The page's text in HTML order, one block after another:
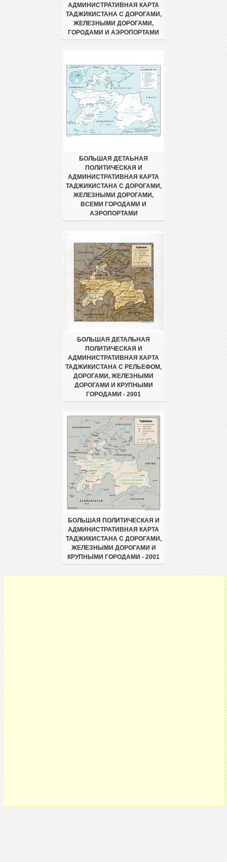
АДМИНИСТРАТИВНАЯ КАРТА
ТАДЖИКИСТАНА С ДОРОГАМИ,
ЖЕЛЕЗНЫМИ ДОРОГАМИ,
ГОРОДАМИ И АЭРОПОРТАМИ
БОЛЬШАЯ ДЕТАЬНАЯ
ПОЛИТИЧЕСКАЯ И
АДМИНИСТРАТИВНАЯ КАРТА
ТАДЖИКИСТАНА С ДОРОГАМИ,
ЖЕЛЕЗНЫМИ ДОРОГАМИ,
ВСЕМИ ГОРОДАМИ И
АЭРОПОРТАМИ
БОЛЬШАЯ ДЕТАЛЬНАЯ
ПОЛИТИЧЕСКАЯ И
АДМИНИСТРАТИВНАЯ КАРТА
ТАДЖИКИСТАНА С РЕЛЬЕФОМ,
ДОРОГАМИ, ЖЕЛЕЗНЫМИ
ДОРОГАМИ И КРУПНЫМИ
ГОРОДАМИ - 2001
БОЛЬШАЯ ПОЛИТИЧЕСКАЯ И
АДМИНИСТРАТИВНАЯ КАРТА
ТАДЖИКИСТАНА С ДОРОГАМИ,
ЖЕЛЕЗНЫМИ ДОРОГАМИ И
КРУПНЫМИ ГОРОДАМИ - 2001